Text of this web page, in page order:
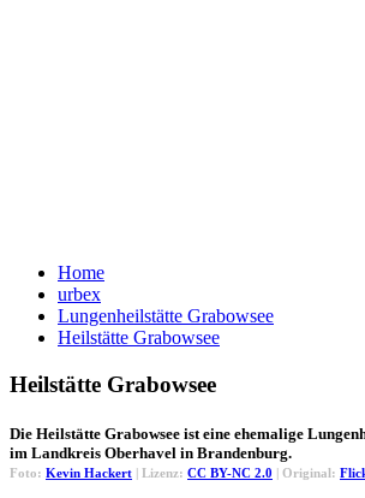
Home
urbex
Lungenheilstätte Grabowsee
Heilstätte Grabowsee
Heilstätte Grabowsee
Die Heilstätte Grabowsee ist eine ehemalige
im Landkreis Oberhavel in Brandenburg.
Foto: Kevin Hackert | Lizenz: CC BY-NC 2.0 | Original: